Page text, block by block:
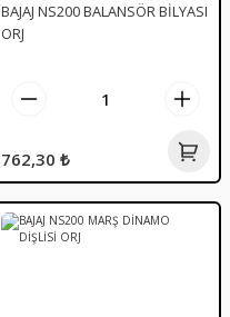
BAJAJ NS200 BALANSÖR BİLYASI
ORJ
762,30 ₺